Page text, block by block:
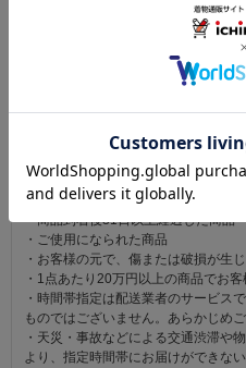
この商品
こちらの商
注意
お仕立て後、お客様の手元に届いて
返品にかかる送料は無料です。
ただし次に該当するものは返品をお受
・商品到着後31日以上経過した商品
・ご使用になられた商品
・お客様の元で、傷または破損が生
・1点あたり20万円以上の商品でお
・時間帯指定は配送業者のサービス
ものではございません。あらかじめご
・天災・事故などによる交通渋滞や
より、指定時間帯にお届けができな